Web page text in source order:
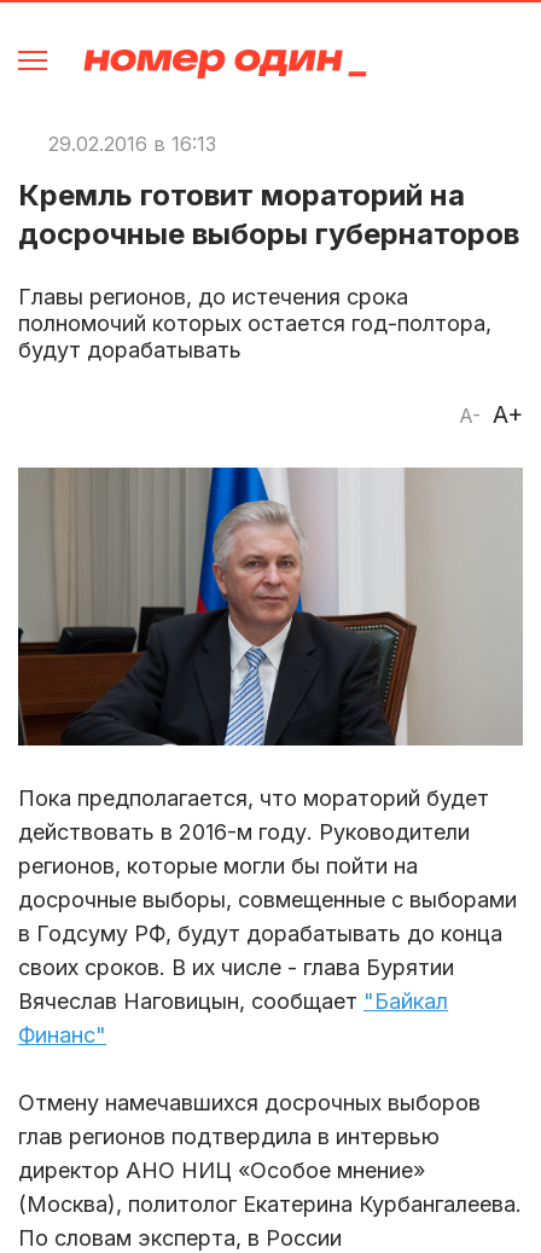
29.02.2016 в 16:13
Кремль готовит мораторий на
досрочные выборы губернаторов
Главы регионов, до истечения срока
полномочий которых остается год-полтора,
будут дорабатывать
A- A+
Пока предполагается, что мораторий будет
действовать в 2016-м году. Руководители
регионов, которые могли бы пойти на
досрочные выборы, совмещенные с выборами
в Годсуму РФ, будут дорабатывать до конца
своих сроков. В их числе - глава Бурятии
Вячеслав Наговицын, сообщает "Байкал
Финанс"
Отмену намечавшихся досрочных выборов
глав регионов подтвердила в интервью
директор АНО НИЦ «Особое мнение»
(Москва), политолог Екатерина Курбангалеева.
По словам эксперта, в России